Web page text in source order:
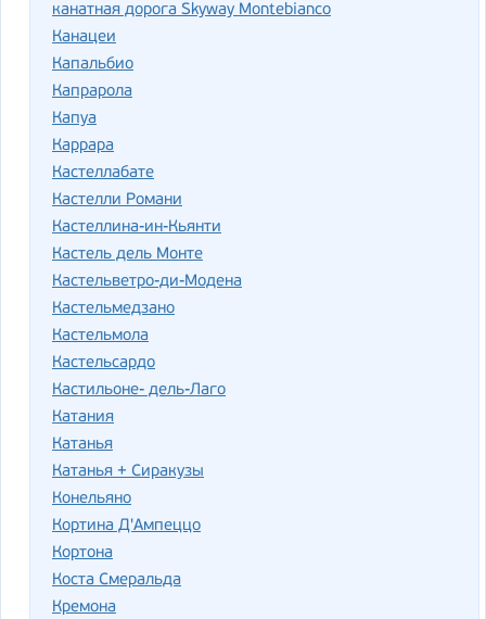
канатная дорога Skyway Montebianco
Канацеи
Капальбио
Капрарола
Капуа
Каррара
Кастеллабате
Кастелли Романи
Кастеллина-ин-Кьянти
Кастель дель Монте
Кастельветро-ди-Модена
Кастельмедзано
Кастельмола
Кастельсардо
Кастильоне- дель-Лаго
Катания
Катанья
Катанья + Сиракузы
Конельяно
Кортина Д'Ампеццо
Кортона
Коста Смеральда
Кремона